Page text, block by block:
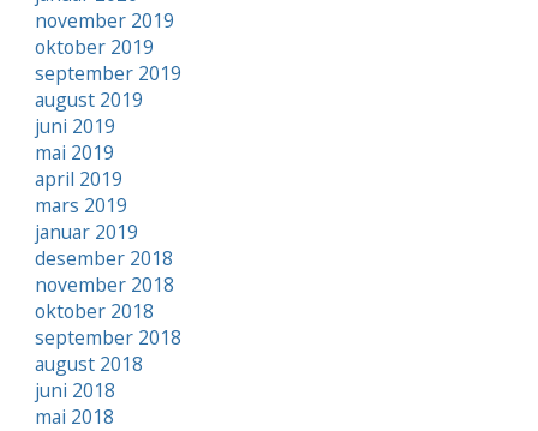
november 2019
oktober 2019
september 2019
august 2019
juni 2019
mai 2019
april 2019
mars 2019
januar 2019
desember 2018
november 2018
oktober 2018
september 2018
august 2018
juni 2018
mai 2018